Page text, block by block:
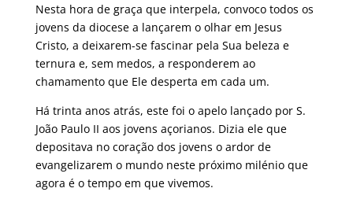
Nesta hora de graça que interpela, convoco todos os
jovens da diocese a lançarem o olhar em Jesus
Cristo, a deixarem-se fascinar pela Sua beleza e
ternura e, sem medos, a responderem ao
chamamento que Ele desperta em cada um.
Há trinta anos atrás, este foi o apelo lançado por S.
João Paulo II aos jovens açorianos. Dizia ele que
depositava no coração dos jovens o ardor de
evangelizarem o mundo neste próximo milénio que
agora é o tempo em que vivemos.